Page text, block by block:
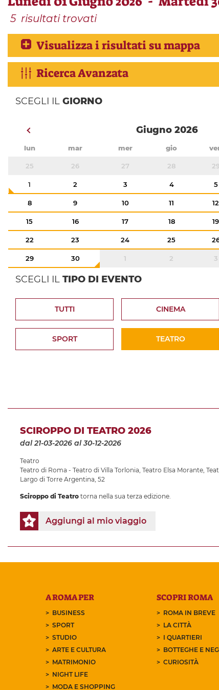
5 risultati trovati
Visualizza i risultati su mappa
Ricerca Avanzata
SCEGLI IL GIORNO
Giugno 2026
lun mar mer gio
25 26 27 28 29
1 2 3 4 5
8 9 10 11 12
15 16 17 18 19
22 23 24 25
29 30 1 2 3
SCEGLI IL TIPO DI EVENTO
TUTTI CINEMA
SPORT TEATRO
SCIROPPO DI TEATRO 2026
dal 21-03-2026 al 30-12-2026
Teatro
Teatro di Roma - Teatro di Villa Torlonia Teatro Elsa Morante
Largo di Torre Argentina, 52
Sciroppo di Teatro torna nella sua terza edizione.
Aggiungi al mio viaggio
A ROMA PER
BUSINESS
SPORT
STUDIO
ARTE E CULTURA
MATRIMONIO
NIGHT LIFE
MODA E SHOPPING
SCOPRI ROMA
ROMA IN BREVE
LA CITTÀ
I QUARTIERI
BOTTEGHE E
CURIOSITÀ